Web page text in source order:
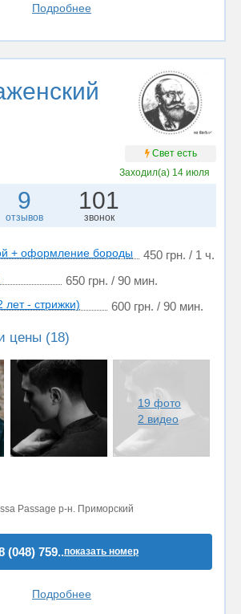
Подробнее
Свет есть
Заходил(а) 14 июля
9
отзывов
101
звонок
+ оформление бороды 450 грн. / 1 ч.
650 грн. / 90 мин.
- стрижки) 600 грн. / 90 мин.
цены (18)
19 фото
2 видео
Passage р-н. Приморский
(048) 759..показать номер
Подробнее